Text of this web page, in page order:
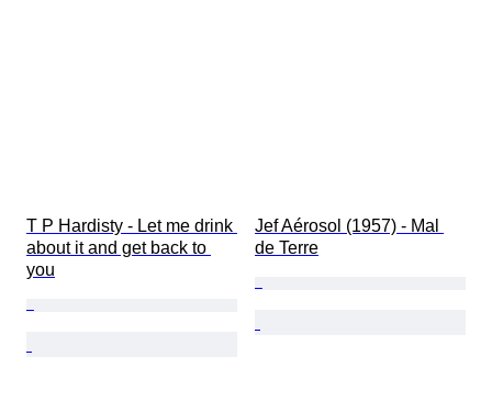
T P Hardisty - Let me drink
about it and get back to
you
Jef Aérosol (1957) - Mal
de Terre